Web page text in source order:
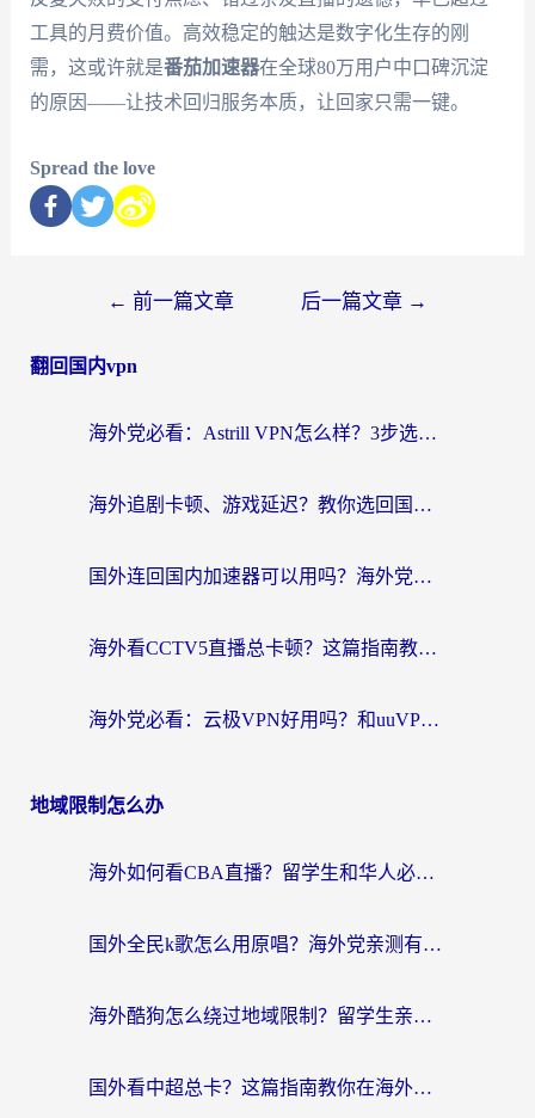
工具的月费价值。高效稳定的触达是数字化生存的刚
需，这或许就是番茄加速器在全球80万用户中口碑沉淀
的原因——让技术回归服务本质，让回家只需一键。
Spread the love
← 前一篇文章 后一篇文章 →
翻回国内vpn
海外党必看：Astrill VPN怎么样？3步选对回国加速器实现无缝刷剧玩游戏
海外追剧卡顿、游戏延迟？教你选回国加速器，附免费加速器试用一小时福利
国外连回国内加速器可以用吗？海外党亲测实用指南，解决追剧游戏卡顿难题
海外看CCTV5直播总卡顿？这篇指南教你选对回国加速器，无缝刷国内资源
海外党必看：云极VPN好用吗？和uuVPN对比哪个回国效果更好？附真实体验+避坑指南
地域限制怎么办
海外如何看CBA直播？留学生和华人必看的无卡顿观赛指南
国外全民k歌怎么用原唱？海外党亲测有效的回国加速解决方案
海外酷狗怎么绕过地域限制？留学生亲测有效的回国加速器选择指南
国外看中超总卡？这篇指南教你在海外流畅看体育赛事+中文解说（附避坑技巧）